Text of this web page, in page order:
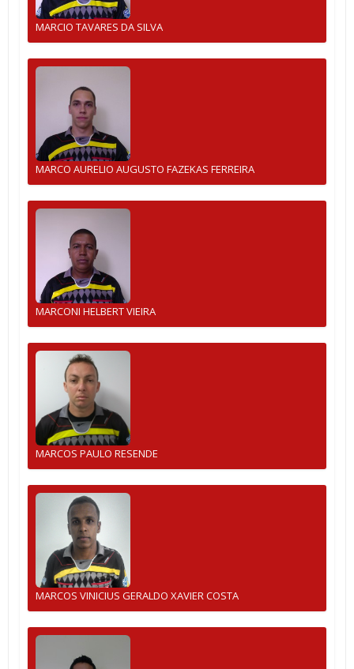
MARCIO TAVARES DA SILVA
MARCO AURELIO AUGUSTO FAZEKAS FERREIRA
MARCONI HELBERT VIEIRA
MARCOS PAULO RESENDE
MARCOS VINICIUS GERALDO XAVIER COSTA